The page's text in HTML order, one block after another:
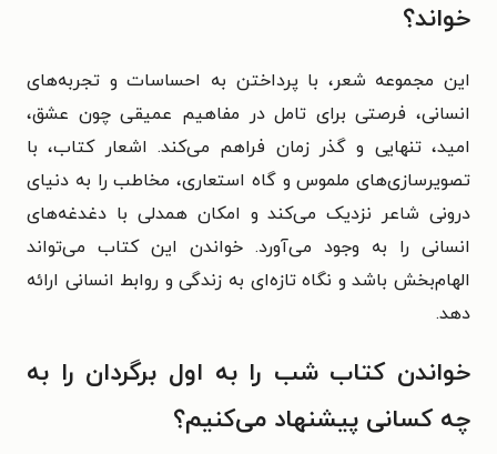
خواند؟
این مجموعه شعر، با پرداختن به احساسات و تجربه‌های
انسانی، فرصتی برای تامل در مفاهیم عمیقی چون عشق،
امید، تنهایی و گذر زمان فراهم می‌کند. اشعار کتاب، با
تصویرسازی‌های ملموس و گاه استعاری، مخاطب را به دنیای
درونی شاعر نزدیک می‌کند و امکان همدلی با دغدغه‌های
انسانی را به وجود می‌آورد. خواندن این کتاب می‌تواند
الهام‌بخش باشد و نگاه تازه‌ای به زندگی و روابط انسانی ارائه
دهد.
خواندن کتاب شب را به اول برگردان را به
چه کسانی پیشنهاد می‌کنیم؟